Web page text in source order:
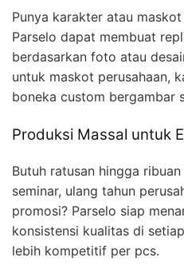
Punya karakter atau
Parselo dapat membuat
berdasarkan foto atau
untuk maskot perusahaan,
boneka custom bergambar
Produksi Massal untuk
Butuh ratusan hingga
seminar, ulang tahun
promosi? Parselo siap
konsistensi kualitas di
lebih kompetitif per pcs.